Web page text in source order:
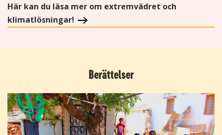
Här kan du läsa mer om extremvädret och
klimatlösningar!
Berättelser